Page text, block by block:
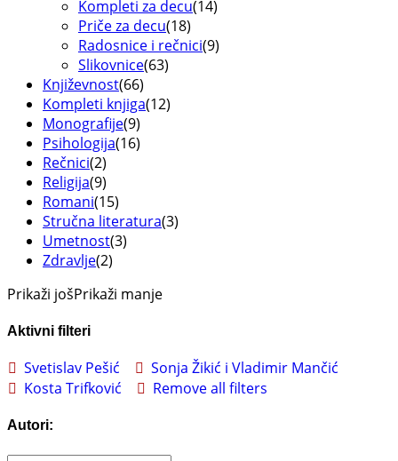
Kompleti za decu(14)
Priče za decu(18)
Radosnice i rečnici(9)
Slikovnice(63)
Književnost(66)
Kompleti knjiga(12)
Monografije(9)
Psihologija(16)
Rečnici(2)
Religija(9)
Romani(15)
Stručna literatura(3)
Umetnost(3)
Zdravlje(2)
Prikaži jošPrikaži manje
Aktivni filteri
Svetislav Pešić
Sonja Žikić i Vladimir Mančić
Kosta Trifković
Remove all filters
Autori: